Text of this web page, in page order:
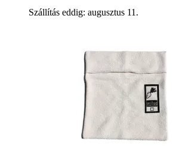
Szállítás eddig: augusztus 11.